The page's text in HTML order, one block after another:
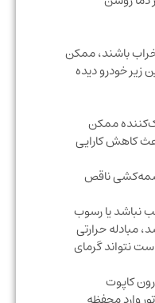
باشند، ممکن
دیده
ممکن
کارایی
ناقص
یا رسوب
حرارتی
گرمای